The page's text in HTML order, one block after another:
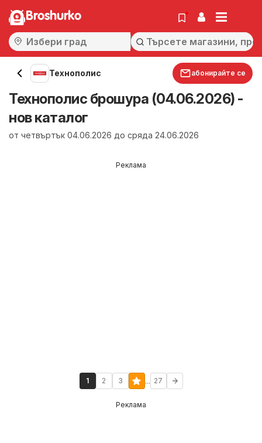
Broshurko
Технополис абонирайте се
Технополис брошура (04.06.2026) -
нов каталог
от четвъртък 04.06.2026 до сряда 24.06.2026
Реклама
1 2 3 ... 27
Реклама